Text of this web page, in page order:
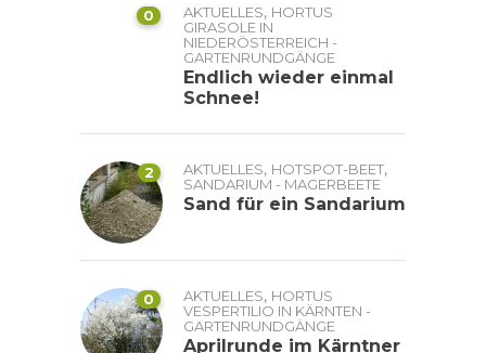
0 AKTUELLES, HORTUS
GIRASOLE IN
NIEDERÖSTERREICH -
GARTENRUNDGÄNGE
Endlich wieder einmal
Schnee!
2 AKTUELLES, HOTSPOT-BEET,
SANDARIUM - MAGERBEETE
Sand für ein Sandarium
0 AKTUELLES, HORTUS
VESPERTILIO IN KÄRNTEN -
GARTENRUNDGÄNGE
Aprilrunde im Kärntner